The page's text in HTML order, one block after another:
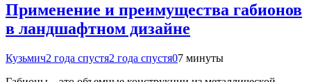
Применение и преимущества габионов
в ландшафтном дизайне
Кузьмич2 года спустя2 года спустя07 минуты